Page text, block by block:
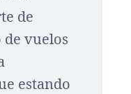
de
vuelos
estando